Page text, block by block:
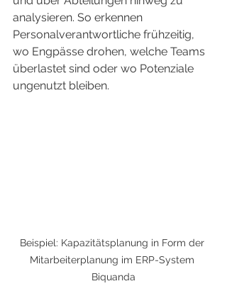
analysieren. So erkennen
Personalverantwortliche frühzeitig,
wo Engpässe drohen, welche Teams
überlastet sind oder wo Potenziale
ungenutzt bleiben.
Beispiel: Kapazitätsplanung in Form der
Mitarbeiterplanung im ERP-System
Biquanda